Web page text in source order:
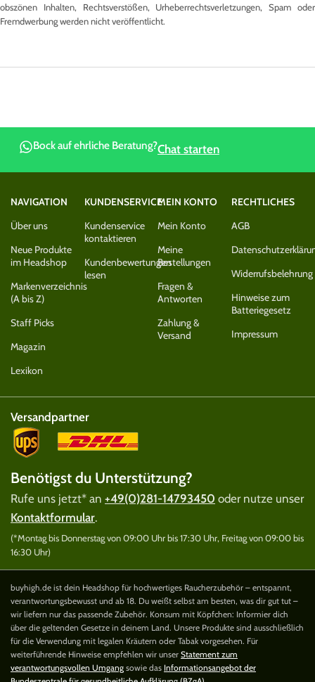
obszönen Inhalten, Rechtsverstößen, Urheberrechtsverletzungen, Spam oder
Fremdwerbung werden nicht veröffentlicht.
Bock auf ehrliche Beratung?Chat starten
NAVIGATION
Über uns
Neue Produkte
im Headshop
Markenverzeichnis
(A bis Z)
Staff Picks
Magazin
Lexikon
KUNDENSERVICE
Kundenservice
kontaktieren
Kundenbewertungen
lesen
MEIN KONTO
Mein Konto
Meine
Bestellungen
Fragen &
Antworten
Zahlung &
Versand
RECHTLICHES
AGB
Widerrufsbelehrung
Hinweise zum
Batteriegesetz
Impressum
Versandpartner
Benötigst du Unterstützung?
Rufe uns jetzt* an +49(0)281-14793450 oder nutze unser
Kontaktformular.
(*Montag bis Donnerstag von 09:00 Uhr bis 17:30 Uhr, Freitag von 09:00 bis
16:30 Uhr)
buyhigh.de ist dein Headshop für hochwertiges Raucherzubehör – entspannt,
verantwortungsbewusst und ab 18. Du weißt selbst am besten, was dir gut tut –
wir liefern nur das passende Zubehör. Konsum mit Köpfchen: Informier dich
über die geltenden Gesetze in deinem Land. Unsere Produkte sind ausschließlich
für die Verwendung mit legalen Kräutern oder Tabak vorgesehen. Für
weiterführende Hinweise empfehlen wir unser Statement zum
verantwortungsvollen Umgang sowie das Informationsangebot der